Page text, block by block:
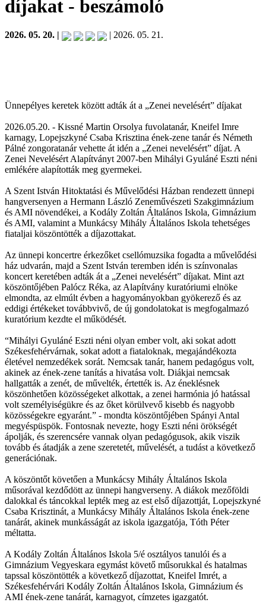
díjakat - beszámoló
2026. 05. 20. | | 2026. 05. 21.
Ünnepélyes keretek között adták át a „Zenei nevelésért” díjakat
2026.05.20. - Kissné Martin Orsolya fuvolatanár, Kneifel Imre
karnagy, Lopejszkyné Csaba Krisztina ének-zene tanár és Németh
Pálné zongoratanár vehette át idén a „Zenei nevelésért” díjat. A
Zenei Nevelésért Alapítványt 2007-ben Mihályi Gyuláné Eszti néni
emlékére alapították meg gyermekei.
A Szent István Hitoktatási és Művelődési Házban rendezett ünnepi
hangversenyen a Hermann László Zeneművészeti Szakgimnázium
és AMI növendékei, a Kodály Zoltán Általános Iskola, Gimnázium
és AMI, valamint a Munkácsy Mihály Általános Iskola tehetséges
fiataljai köszöntötték a díjazottakat.
Az ünnepi koncertre érkezőket csellómuzsika fogadta a művelődési
ház udvarán, majd a Szent István teremben idén is színvonalas
koncert keretében adták át a „Zenei nevelésért” díjakat. Mint azt
köszöntőjében Palócz Réka, az Alapítvány kuratóriumi elnöke
elmondta, az elmúlt évben a hagyományokban gyökerező és az
eddigi értékeket továbbvivő, de új gondolatokat is megfogalmazó
kuratórium kezdte el működését.
“Mihályi Gyuláné Eszti néni olyan ember volt, aki sokat adott
Székesfehérvárnak, sokat adott a fiataloknak, megajándékozta
életével nemzedékek sorát. Nemcsak tanár, hanem pedagógus volt,
akinek az ének-zene tanítás a hivatása volt. Diákjai nemcsak
hallgatták a zenét, de művelték, értették is. Az éneklésnek
köszönhetően közösségeket alkottak, a zenei harmónia jó hatással
volt személyiségükre és az őket körülvevő kisebb és nagyobb
közösségekre egyaránt.” - mondta köszöntőjében Spányi Antal
megyéspüspök. Fontosnak nevezte, hogy Eszti néni örökségét
ápolják, és szerencsére vannak olyan pedagógusok, akik viszik
tovább és átadják a zene szeretetét, művelését, a tudást a következő
generációnak.
A köszöntőt követően a Munkácsy Mihály Általános Iskola
műsorával kezdődött az ünnepi hangverseny. A diákok mezőföldi
dalokkal és táncokkal lepték meg az est első díjazottját, Lopejszkyné
Csaba Krisztinát, a Munkácsy Mihály Általános Iskola ének-zene
tanárát, akinek munkásságát az iskola igazgatója, Tóth Péter
méltatta.
A Kodály Zoltán Általános Iskola 5/é osztályos tanulói és a
Gimnázium Vegyeskara egymást követő műsorukkal és hatalmas
tapssal köszöntötték a következő díjazottat, Kneifel Imrét, a
Székesfehérvári Kodály Zoltán Általános Iskola, Gimnázium és
AMI ének-zene tanárát, karnagyot, címzetes igazgatót.